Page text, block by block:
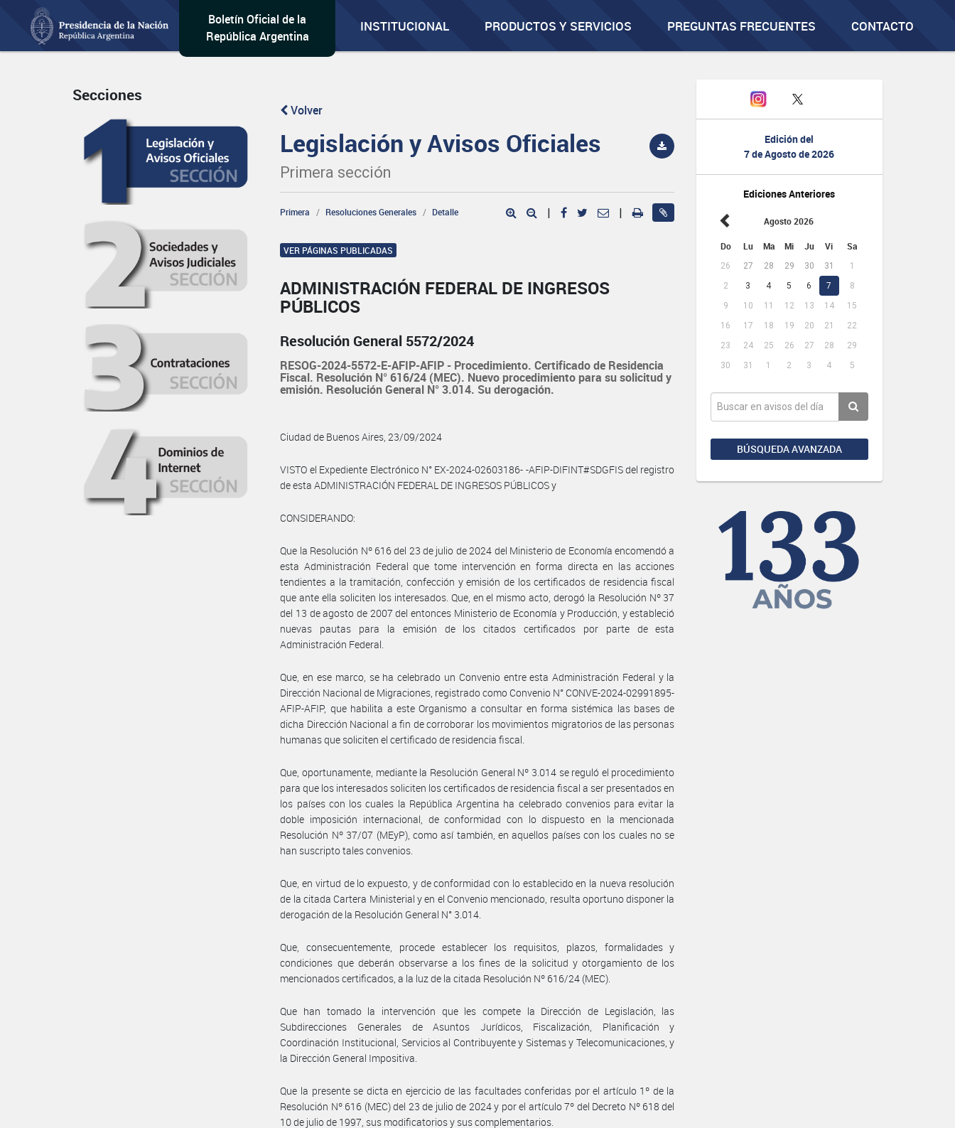
Boletín Oficial de la
República Argentina
INSTITUCIONAL PRODUCTOS Y SERVICIOS PREGUNTAS FRECUENTES CONTACTO
Edición del
7 de Agosto de 2026
Ediciones Anteriores
Agosto 2026
Do Lu Ma Mi Ju Vi Sa
26 27 28 29 30 31
1
2
3 4 5 6 7
8
9
10 11 12 13 14
15
16
17 18 19 20 21
22
23
24 25 26 27 28
29
30
31 1 2 3 4 5
BÚSQUEDA AVANZADA
Secciones
Volver
Legislación y Avisos Oficiales
Primera sección
Primera Resoluciones Generales Detalle | |
VER PÁGINAS PUBLICADAS
ADMINISTRACIÓN FEDERAL DE INGRESOS
PÚBLICOS
Resolución General 5572/2024
RESOG-2024-5572-E-AFIP-AFIP - Procedimiento. Certificado de Residencia
Fiscal. Resolución N° 616/24 (MEC). Nuevo procedimiento para su solicitud y
emisión. Resolución General N° 3.014. Su derogación.
Ciudad de Buenos Aires, 23/09/2024
VISTO el Expediente Electrónico N° EX-2024-02603186- -AFIP-DIFINT#SDGFIS del registro
de esta ADMINISTRACIÓN FEDERAL DE INGRESOS PÚBLICOS y
CONSIDERANDO:
Que la Resolución Nº 616 del 23 de julio de 2024 del Ministerio de Economía encomendó a
esta Administración Federal que tome intervención en forma directa en las acciones
tendientes a la tramitación, confección y emisión de los certificados de residencia fiscal
que ante ella soliciten los interesados. Que, en el mismo acto, derogó la Resolución Nº 37
del 13 de agosto de 2007 del entonces Ministerio de Economía y Producción, y estableció
nuevas pautas para la emisión de los citados certificados por parte de esta
Administración Federal.
Que, en ese marco, se ha celebrado un Convenio entre esta Administración Federal y la
Dirección Nacional de Migraciones, registrado como Convenio N° CONVE-2024-02991895-
AFIP-AFIP, que habilita a este Organismo a consultar en forma sistémica las bases de
dicha Dirección Nacional a fin de corroborar los movimientos migratorios de las personas
humanas que soliciten el certificado de residencia fiscal.
Que, oportunamente, mediante la Resolución General Nº 3.014 se reguló el procedimiento
para que los interesados soliciten los certificados de residencia fiscal a ser presentados en
los países con los cuales la República Argentina ha celebrado convenios para evitar la
doble imposición internacional, de conformidad con lo dispuesto en la mencionada
Resolución Nº 37/07 (MEyP), como así también, en aquellos países con los cuales no se
han suscripto tales convenios.
Que, en virtud de lo expuesto, y de conformidad con lo establecido en la nueva resolución
de la citada Cartera Ministerial y en el Convenio mencionado, resulta oportuno disponer la
derogación de la Resolución General N° 3.014.
Que, consecuentemente, procede establecer los requisitos, plazos, formalidades y
condiciones que deberán observarse a los fines de la solicitud y otorgamiento de los
mencionados certificados, a la luz de la citada Resolución Nº 616/24 (MEC).
Que han tomado la intervención que les compete la Dirección de Legislación, las
Subdirecciones Generales de Asuntos Jurídicos, Fiscalización, Planificación y
Coordinación Institucional, Servicios al Contribuyente y Sistemas y Telecomunicaciones, y
la Dirección General Impositiva.
Que la presente se dicta en ejercicio de las facultades conferidas por el artículo 1º de la
Resolución Nº 616 (MEC) del 23 de julio de 2024 y por el artículo 7º del Decreto Nº 618 del
10 de julio de 1997, sus modificatorios y sus complementarios.